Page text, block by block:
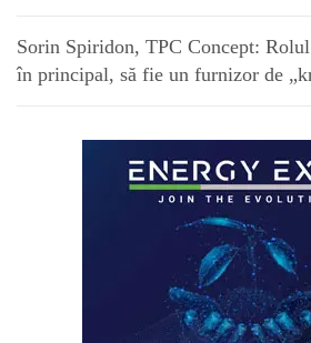
Sorin Spiridon, TPC Concept:
în principal, să fie un furnizor de